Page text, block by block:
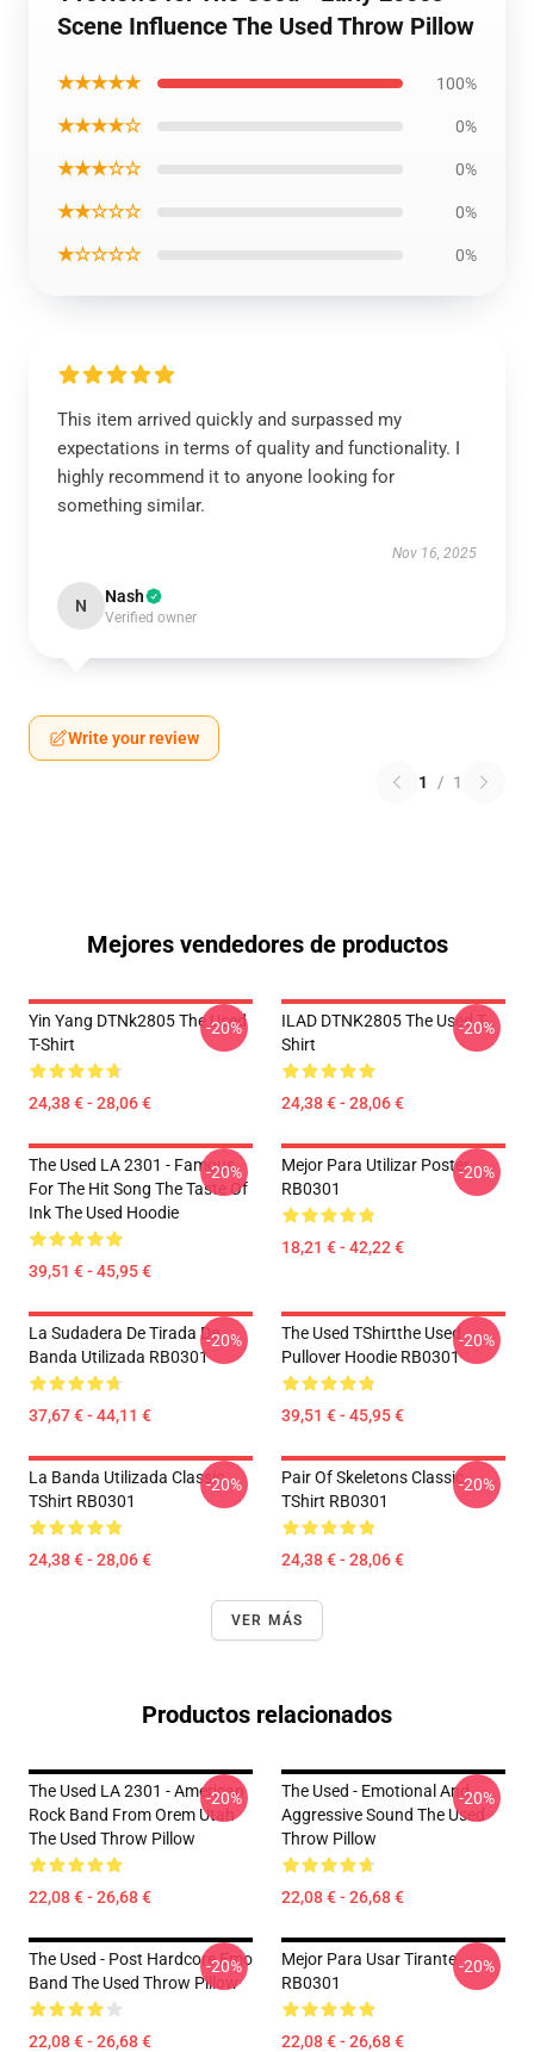
Scene Influence The Used Throw Pillow
★★★★★ 100%
★★★★☆ 0%
★★★☆☆ 0%
★★☆☆☆ 0%
★☆☆☆☆ 0%
This item arrived quickly and surpassed my
expectations in terms of quality and functionality. I
highly recommend it to anyone looking for
something similar.
Nov 16, 2025
N Nash
Verified owner
Write your review
1 / 1
Mejores vendedores de productos
Yin Yang DTNk2805 The Used
T-Shirt
24,38 € - 28,06 €
-20%
ILAD DTNK2805 The Used T-
Shirt
24,38 € - 28,06 €
-20%
The Used LA 2301 - Famous
For The Hit Song The Taste Of
Ink The Used Hoodie
39,51 € - 45,95 €
-20%
Mejor Para Utilizar Poster
RB0301
18,21 € - 42,22 €
-20%
La Sudadera De Tirada De
Banda Utilizada RB0301
37,67 € - 44,11 €
-20%
The Used TShirtthe Used
Pullover Hoodie RB0301
39,51 € - 45,95 €
-20%
La Banda Utilizada Classic
TShirt RB0301
24,38 € - 28,06 €
-20%
Pair Of Skeletons Classic
TShirt RB0301
24,38 € - 28,06 €
-20%
VER MÁS
Productos relacionados
The Used LA 2301 - American
Rock Band From Orem Utah
The Used Throw Pillow
22,08 € - 26,68 €
-20%
The Used - Emotional And
Aggressive Sound The Used
Throw Pillow
22,08 € - 26,68 €
-20%
The Used - Post Hardcore Emo
Band The Used Throw Pillow
22,08 € - 26,68 €
-20%
Mejor Para Usar Tirante
RB0301
22,08 € - 26,68 €
-20%